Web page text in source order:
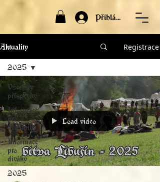
Přihlásit
Aktuality Registrace
Všechny
příspěvky
Informace
pro
účastníky
Informace
pro
diváky
2025
2025
Load video